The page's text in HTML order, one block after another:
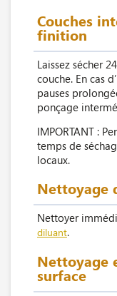
Couches
finition
Laissez sécher
couche. En cas
pauses
ponçage
IMPORTANT :
temps de
locaux.
Nettoyage
Nettoyer
diluant.
Nettoyage
surface